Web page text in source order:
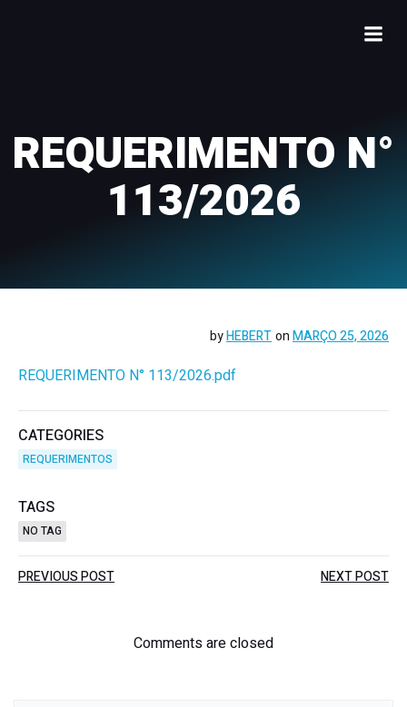
REQUERIMENTO N°
113/2026
byHEBERTonMARÇO 25, 2026
REQUERIMENTO N° 113/2026.pdf
CATEGORIES
REQUERIMENTOS
TAGS
NO TAG
PREVIOUS POST NEXT POST
Comments are closed